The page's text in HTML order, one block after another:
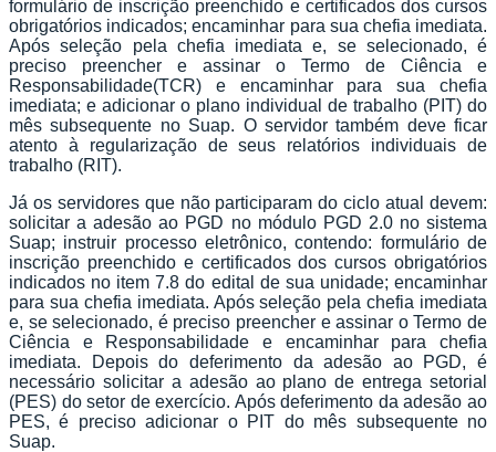
formulário de inscrição preenchido e certificados dos cursos
obrigatórios indicados; encaminhar para sua chefia imediata.
Após seleção pela chefia imediata e, se selecionado, é
preciso preencher e assinar o Termo de Ciência e
Responsabilidade(TCR) e encaminhar para sua chefia
imediata; e adicionar o plano individual de trabalho (PIT) do
mês subsequente no Suap. O servidor também deve ficar
atento à regularização de seus relatórios individuais de
trabalho (RIT).
Já os servidores que não participaram do ciclo atual devem:
solicitar a adesão ao PGD no módulo PGD 2.0 no sistema
Suap; instruir processo eletrônico, contendo: formulário de
inscrição preenchido e certificados dos cursos obrigatórios
indicados no item 7.8 do edital de sua unidade; encaminhar
para sua chefia imediata. Após seleção pela chefia imediata
e, se selecionado, é preciso preencher e assinar o Termo de
Ciência e Responsabilidade e encaminhar para chefia
imediata. Depois do deferimento da adesão ao PGD, é
necessário solicitar a adesão ao plano de entrega setorial
(PES) do setor de exercício. Após deferimento da adesão ao
PES, é preciso adicionar o PIT do mês subsequente no
Suap.